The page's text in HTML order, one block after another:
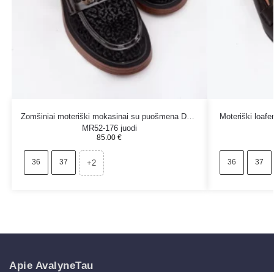
Zomšiniai moteriški mokasinai su puošmena D&A
MR52-176 juodi
85.00€
36 37 +2
Moteriški
36 37
Apie AvalyneTau